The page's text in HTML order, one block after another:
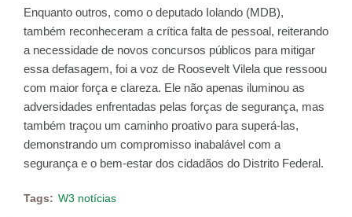
Enquanto outros, como o deputado Iolando (MDB),
também reconheceram a crítica falta de pessoal, reiterando
a necessidade de novos concursos públicos para mitigar
essa defasagem, foi a voz de Roosevelt Vilela que ressoou
com maior força e clareza. Ele não apenas iluminou as
adversidades enfrentadas pelas forças de segurança, mas
também traçou um caminho proativo para superá-las,
demonstrando um compromisso inabalável com a
segurança e o bem-estar dos cidadãos do Distrito Federal.
Tags: W3 notícias